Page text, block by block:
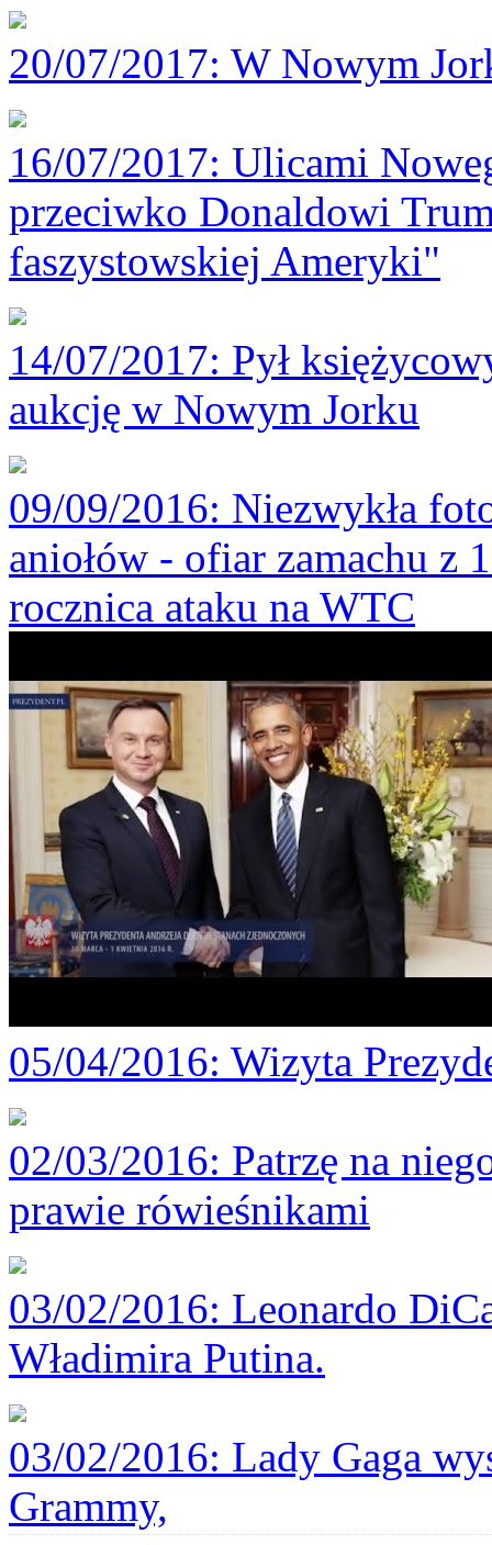
20/07/2017: W Nowym
16/07/2017: Ulicami
przeciwko Donaldowi
faszystowskiej Ameryki"
14/07/2017: Pył
aukcję w Nowym Jorku
09/09/2016: Niezwykła
aniołów - ofiar zamachu z
rocznica ataku na WTC
05/04/2016: Wizyta
02/03/2016: Patrzę na
prawie rówieśnikami
03/02/2016: Leonardo
Władimira Putina.
03/02/2016: Lady Gaga
Grammy,